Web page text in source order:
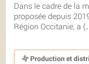
Dans le cadre de la
proposée depuis
Région Occitanie, a
Production et